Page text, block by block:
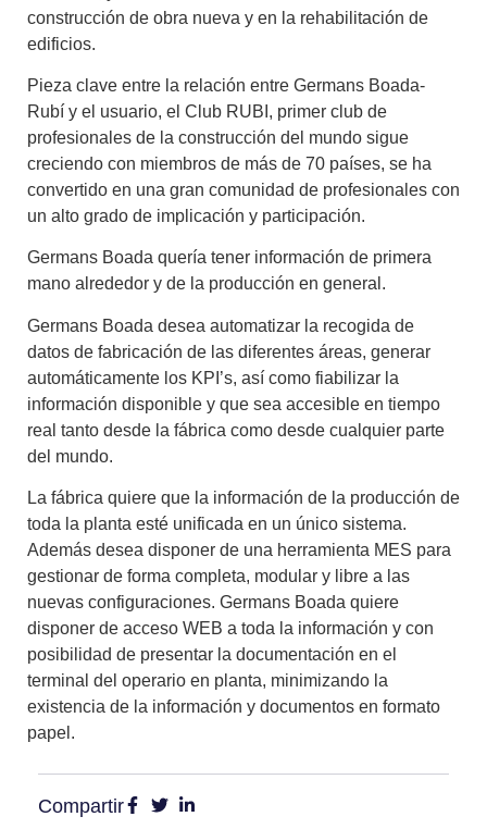
construcción de obra nueva y en la rehabilitación de
edificios.
Pieza clave entre la relación entre Germans Boada-
Rubí y el usuario, el Club RUBI, primer club de
profesionales de la construcción del mundo sigue
creciendo con miembros de más de 70 países, se ha
convertido en una gran comunidad de profesionales con
un alto grado de implicación y participación.
Germans Boada quería tener información de primera
mano alrededor y de la producción en general.
Germans Boada desea automatizar la recogida de
datos de fabricación de las diferentes áreas, generar
automáticamente los KPI’s, así como fiabilizar la
información disponible y que sea accesible en tiempo
real tanto desde la fábrica como desde cualquier parte
del mundo.
La fábrica quiere que la información de la producción de
toda la planta esté unificada en un único sistema.
Además desea disponer de una herramienta MES para
gestionar de forma completa, modular y libre a las
nuevas configuraciones. Germans Boada quiere
disponer de acceso WEB a toda la información y con
posibilidad de presentar la documentación en el
terminal del operario en planta, minimizando la
existencia de la información y documentos en formato
papel.
Compartir